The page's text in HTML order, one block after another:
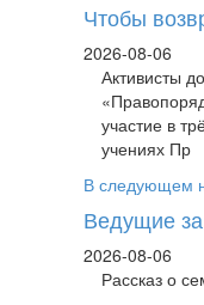
Чтобы
2026-08-06
Активисты
участие в
учениях Пр
В следующем
Ведущие
2026-08-06
Рассказ о